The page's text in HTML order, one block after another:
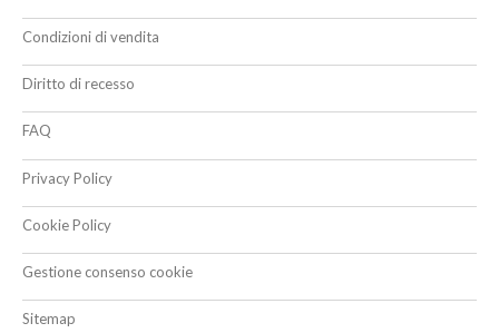
Condizioni di vendita
Diritto di recesso
FAQ
Privacy Policy
Cookie Policy
Gestione consenso cookie
Sitemap